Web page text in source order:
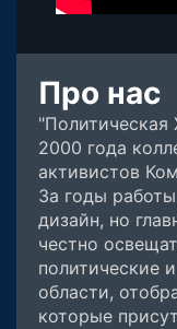
Про нас
2000 года
активистов
За годы
дизайн, но
честно
политические
области,
которые